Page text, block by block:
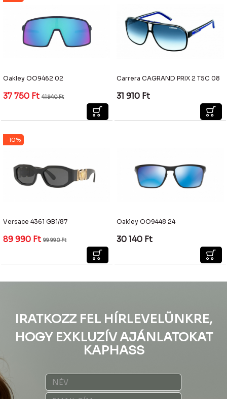
Oakley OO9462 02
37 750 Ft 41 940Ft
Carrera CAGRAND PRIX 2 T5C 08
31 910 Ft
-10%
Versace 4361 GB1/87
89 990 Ft 99 990Ft
Oakley OO9448 24
30 140 Ft
IRATKOZZ FEL HÍRLEVELÜNKRE,
HOGY EXKLUZÍV AJÁNLATOKAT
KAPHASS